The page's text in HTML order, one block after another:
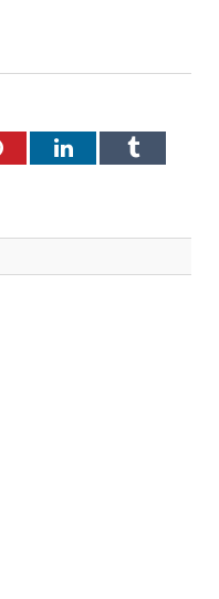
PinterestLinkedInTumblr